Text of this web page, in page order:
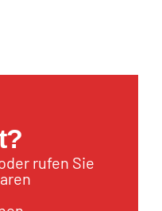
rufen Sie